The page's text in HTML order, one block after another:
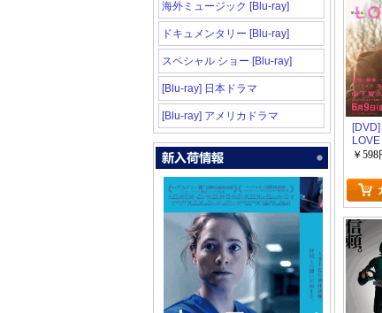
海外ミュージック [Blu-ray]
ドキュメンタリー [Blu-ray]
スペシャル ショー [Blu-ray]
[Blu-ray] 日本ドラマ
[Blu-ray] アメリカドラマ
聞こ
￥598